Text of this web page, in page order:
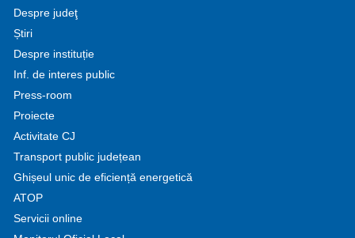
Despre judeţ
Știri
Despre instituție
Inf. de interes public
Press-room
Proiecte
Activitate CJ
Transport public județean
Ghișeul unic de eficiență energetică
ATOP
Servicii online